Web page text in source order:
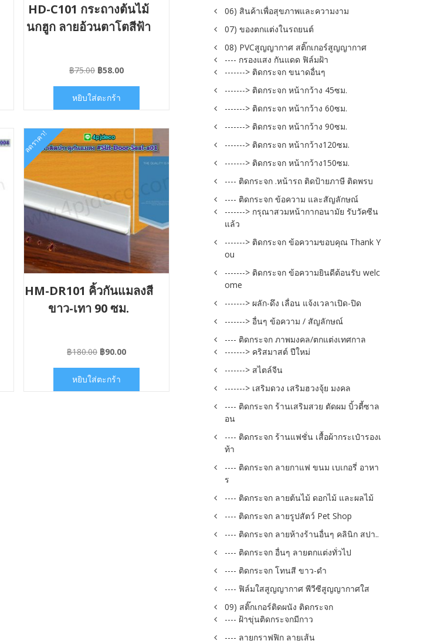
HD-C101 กระถางต้นไม้
นกฮูก ลายอ้วนตาโตสีฟ้า
฿75.00 Original
was:
฿58.00Current
หยิบใส่ตะกร้า
ลดราคา!
HM-DR101 คิ้วกันแมลงสี
ขาว-เทา 90 ซม.
฿180.00 Original
was:
฿90.00Current
หยิบใส่ตะกร้า
06) สินค้าเพื่อสุขภาพและความงาม
07) ของตกแต่งในรถยนต์
08) PVCสูญญากาศ สติ๊กเกอร์สูญญากาศ
---- กรองแสง กันแดด ฟิล์มฝ้า
-------> ติดกระจก ขนาดอื่นๆ
-------> ติดกระจก หน้ากว้าง 45ซม.
-------> ติดกระจก หน้ากว้าง 60ซม.
-------> ติดกระจก หน้ากว้าง 90ซม.
-------> ติดกระจก หน้ากว้าง120ซม.
-------> ติดกระจก หน้ากว้าง150ซม.
---- ติดกระจก .หน้ารถ ติดป้ายภาษี ติดพรบ
---- ติดกระจก ข้อความ และสัญลักษณ์
-------> กรุณาสวมหน้ากากอนามัย รับวัคซีน
แล้ว
-------> ติดกระจก ข้อความขอบคุณ Thank Y
ou
-------> ติดกระจก ข้อความยินดีต้อนรับ welc
ome
-------> ผลัก-ดึง เลื่อน แจ้งเวลาเปิด-ปิด
-------> อื่นๆ ข้อความ / สัญลักษณ์
---- ติดกระจก ภาพมงคล/ตกแต่งเทศกาล
-------> คริสมาสต์ ปีใหม่
-------> สไตล์จีน
-------> เสริมดวง เสริมฮวงจุ้ย มงคล
---- ติดกระจก ร้านเสริมสวย ตัดผม บิ้วตี้ซาล
อน
---- ติดกระจก ร้านแฟชั่น เสื้อผ้ากระเป๋ารองเ
ท้า
---- ติดกระจก ลายกาแฟ ขนม เบเกอรี่ อาหา
ร
---- ติดกระจก ลายต้นไม้ ดอกไม้ และผลไม้
---- ติดกระจก ลายรูปสัตว์ Pet Shop
---- ติดกระจก ลายห้างร้านอื่นๆ คลินิก สปา..
---- ติดกระจก อื่นๆ ลายตกแต่งทั่วไป
---- ติดกระจก โทนสี ขาว-ดำ
---- ฟิล์มใสสูญญากาศ พีวีซีสูญญากาศใส
09) สติ๊กเกอร์ติดผนัง ติดกระจก
---- ฝ้าขุ่นติดกระจกมีกาว
---- ลายกราฟฟิก ลายเส้น